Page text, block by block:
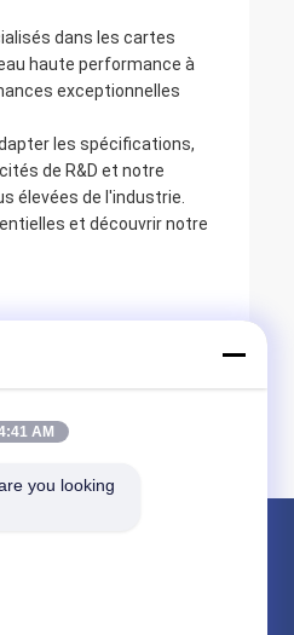
dans les cartes
haute performance à
exceptionnelles
les spécifications,
de R&D et notre
élevées de l'industrie.
et découvrir notre
AM
you looking